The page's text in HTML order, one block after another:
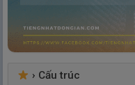
› Cấu trúc